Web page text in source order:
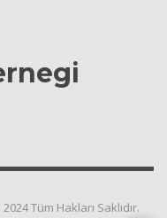
Tüm Hakları Saklıdır.